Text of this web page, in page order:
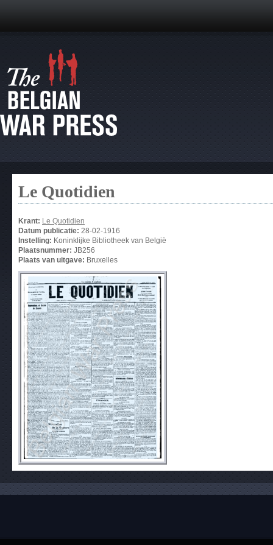
Le Quotidien
Krant: Le Quotidien
Datum publicatie: 28-02-1916
Instelling: Koninklijke Bibliotheek van België
Plaatsnummer: JB256
Plaats van uitgave: Bruxelles